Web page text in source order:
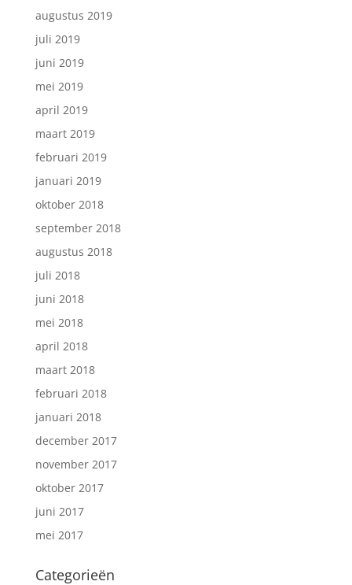
augustus 2019
juli 2019
juni 2019
mei 2019
april 2019
maart 2019
februari 2019
januari 2019
oktober 2018
september 2018
augustus 2018
juli 2018
juni 2018
mei 2018
april 2018
maart 2018
februari 2018
januari 2018
december 2017
november 2017
oktober 2017
juni 2017
mei 2017
Categorieën